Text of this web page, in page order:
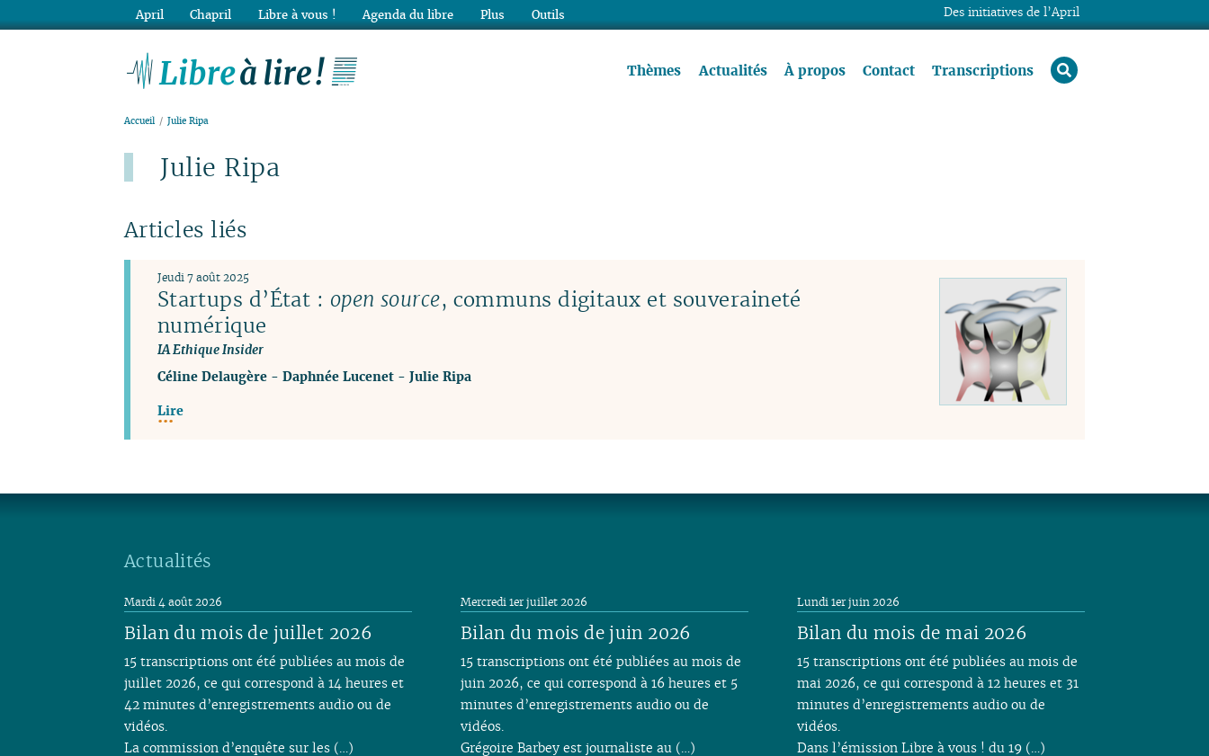
Thèmes Actualités À propos Contact Transcriptions rechercher
Accueil Julie Ripa
Julie Ripa
Articles liés
Startups d’État : open source, communs digitaux et souveraineté
numérique
IA Ethique Insider
Jeudi 7 août 2025
Céline Delaugère- Daphnée Lucenet- Julie Ripa
Lire
Actualités
Bilan du mois de juillet 2026
Mardi 4 août 2026
15 transcriptions ont été publiées au mois de
juillet 2026, ce qui correspond à 14 heures et
42 minutes d’enregistrements audio ou de
vidéos.
La commission d’enquête sur les (…)
Bilan du mois de juin 2026
Mercredi 1er juillet 2026
15 transcriptions ont été publiées au mois de
juin 2026, ce qui correspond à 16 heures et 5
minutes d’enregistrements audio ou de
vidéos.
Grégoire Barbey est journaliste au (…)
Bilan du mois de mai 2026
Lundi 1er juin 2026
15 transcriptions ont été publiées au mois de
mai 2026, ce qui correspond à 12 heures et 31
minutes d’enregistrements audio ou de
vidéos.
Dans l’émission Libre à vous ! du 19 (…)
Des initiatives de l’April
April Chapril Libre à vous ! Agenda du libre Plus Outils